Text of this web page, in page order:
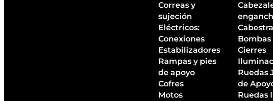
Correas y
sujeción
Eléctricos:
Conexiones
Estabilizadores
Rampas y pies
de apoyo
Cofres
Motos
Cierres
Ruedas
de
Ruedas